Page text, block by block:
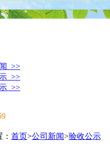
>>
>>
>>
首页>公司新闻>验收公示